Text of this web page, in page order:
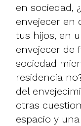
en sociedad,
envejecer en
tus hijos, en
envejecer de
sociedad
residencia
del
otras
espacio y